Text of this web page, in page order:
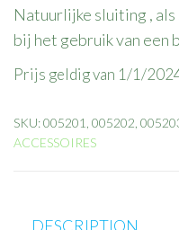
Natuurlijke sluiting ,
bij het gebruik van een
Prijs geldig van 1/1/
SKU:005201, 005202,
ACCESSOIRES
DESCRIPTION